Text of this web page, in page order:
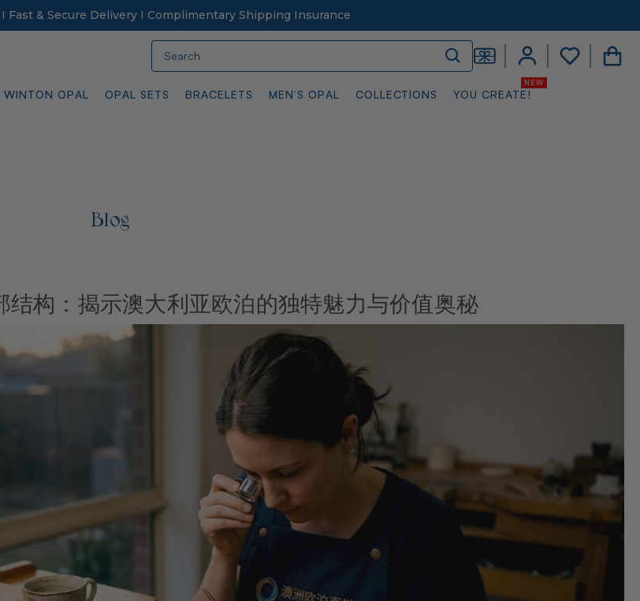
Fast & Secure Delivery I Complimentary Shipping Insurance
WINTON OPAL OPAL SETS BRACELETS MEN’S OPAL COLLECTIONS YOU CREATE!
Blog
结构：揭示澳大利亚欧泊的独特魅力与价值奥秘